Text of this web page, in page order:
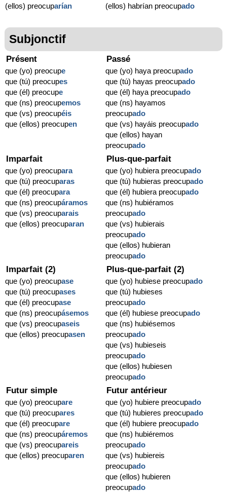
(ellos) preocuparían
(ellos) habrían preocupado
Subjonctif
Présent
que (yo) preocupe
que (tú) preocupes
que (él) preocupe
que (ns) preocupemos
que (vs) preocupéis
que (ellos) preocupen
Passé
que (yo) haya preocupado
que (tú) hayas preocupado
que (él) haya preocupado
que (ns) hayamos
preocupado
que (vs) hayáis preocupado
que (ellos) hayan
preocupado
Imparfait
que (yo) preocupara
que (tú) preocuparas
que (él) preocupara
que (ns) preocupáramos
que (vs) preocuparais
que (ellos) preocuparan
Plus-que-parfait
que (yo) hubiera preocupado
que (tú) hubieras preocupado
que (él) hubiera preocupado
que (ns) hubiéramos
preocupado
que (vs) hubierais
preocupado
que (ellos) hubieran
preocupado
Imparfait (2)
que (yo) preocupase
que (tú) preocupases
que (él) preocupase
que (ns) preocupásemos
que (vs) preocupaseis
que (ellos) preocupasen
Plus-que-parfait (2)
que (yo) hubiese preocupado
que (tú) hubieses
preocupado
que (él) hubiese preocupado
que (ns) hubiésemos
preocupado
que (vs) hubieseis
preocupado
que (ellos) hubiesen
preocupado
Futur simple
que (yo) preocupare
que (tú) preocupares
que (él) preocupare
que (ns) preocupáremos
que (vs) preocupareis
que (ellos) preocuparen
Futur antérieur
que (yo) hubiere preocupado
que (tú) hubieres preocupado
que (él) hubiere preocupado
que (ns) hubiéremos
preocupado
que (vs) hubiereis
preocupado
que (ellos) hubieren
preocupado